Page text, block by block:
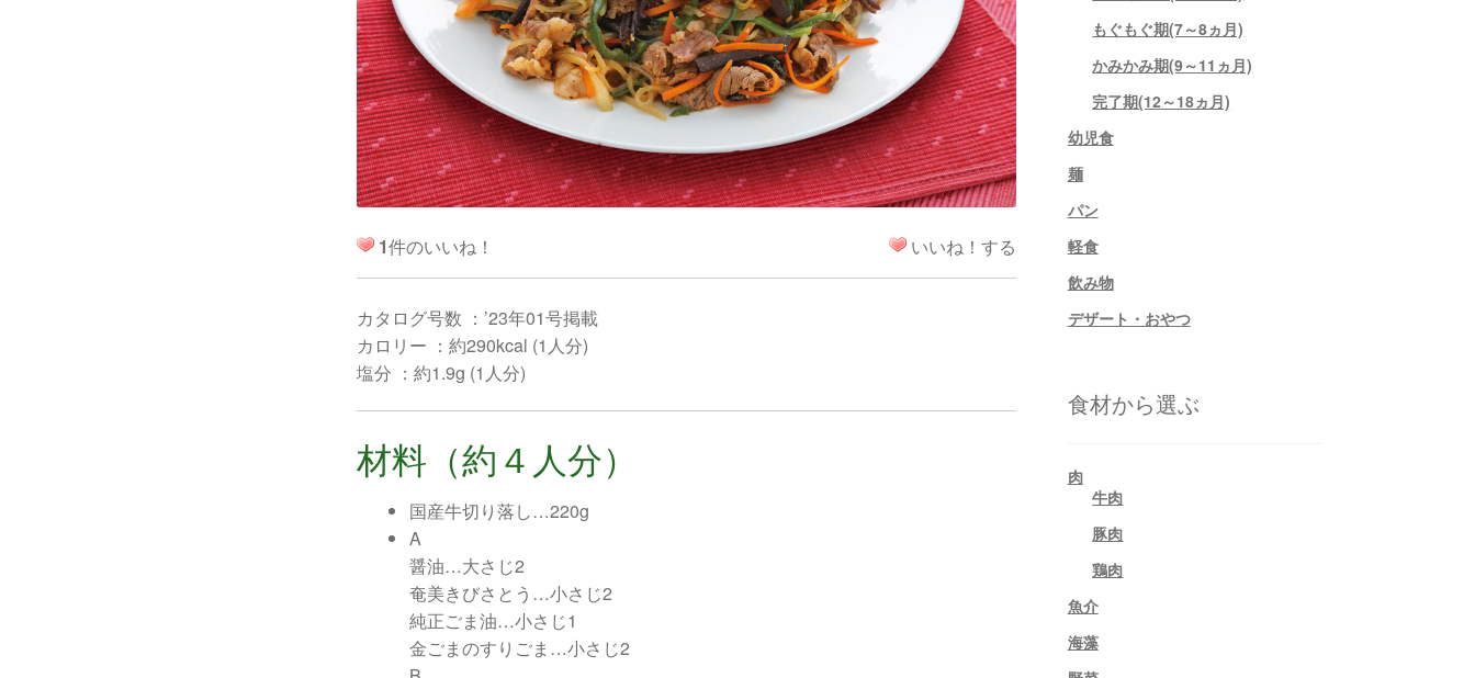
1件のいいね！ いいね！する
カタログ号数 ：’23年01号掲載
カロリー ：約290kcal (1人分)
塩分 ：約1.9g (1人分)
材料（約４人分）
国産牛切り落し…220g
A
醤油…大さじ2
奄美きびさとう…小さじ2
純正ごま油…小さじ1
金ごまのすりごま…小さじ2
もぐもぐ期(7～8ヵ月)
かみかみ期(9～11ヵ月)
完了期(12～18ヵ月)
幼児食
麺
パン
軽食
飲み物
デザート・おやつ
食材から選ぶ
肉
牛肉
豚肉
鶏肉
魚介
海藻